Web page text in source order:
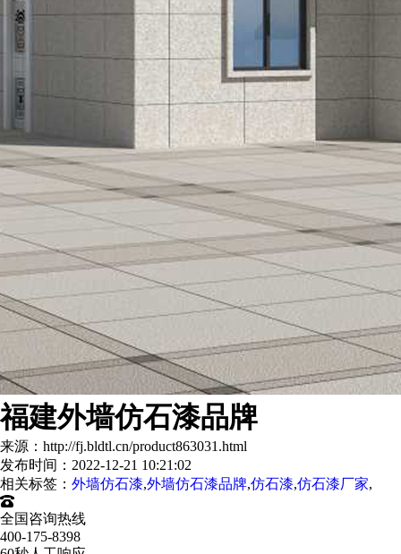
福建外墙仿石漆品牌
来源：http://fj.bldtl.cn/product863031.html
发布时间：2022-12-21 10:21:02
相关标签： 外墙仿石漆,外墙仿石漆品牌,仿石漆,仿石漆厂家,
全国咨询热线
400-175-8398